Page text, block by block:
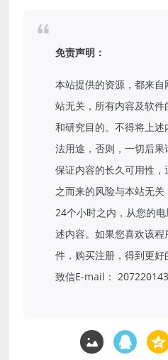
免责声明：
本站提供的资源，都来
站无关，所有内容及软
和研究目的。不得将上
法用途，否则，一切后
保证内容的长久可用性
之而来的风险与本站无
24个小时之内，从您的
述内容。如果您喜欢该
件，购买注册，得到更
致信E-mail：